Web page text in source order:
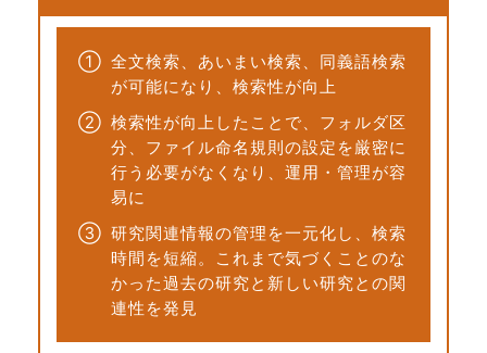
① 全文検索、あいまい検索、同義語検索
が可能になり、検索性が向上
② 検索性が向上したことで、フォルダ区
分、ファイル命名規則の設定を厳密に
行う必要がなくなり、運用・管理が容
易に
③ 研究関連情報の管理を一元化し、検索
時間を短縮。これまで気づくことのな
かった過去の研究と新しい研究との関
連性を発見